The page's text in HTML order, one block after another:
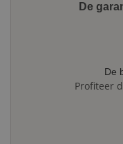
De
De
Profiteer